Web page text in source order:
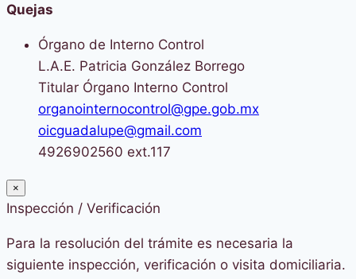
Quejas
Órgano de Interno Control
L.A.E. Patricia González Borrego
Titular Órgano Interno Control
organointernocontrol@gpe.gob.mx
oicguadalupe@gmail.com
4926902560 ext.117
×
Inspección / Verificación
Para la resolución del trámite es necesaria la
siguiente inspección, verificación o visita domiciliaria.